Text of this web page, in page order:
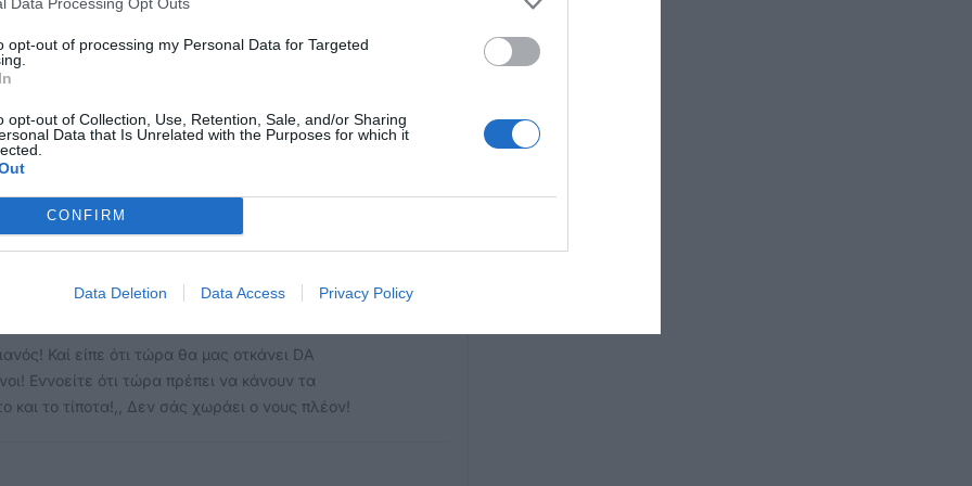
opt-out of processing my Personal Data for Targeted
opt-out of Collection, Use, Retention, Sale, and/or Sharing
Data that Is Unrelated with the Purposes for which it
CONFIRM
Data Deletion Data Access Privacy Policy
να δειτε που δεν μπορεις να περάσεις αυτοκίνητο
κολωνακια που υπαρχουν.
Καί είπε ότι τώρα θα μας οτκάνει DA
Εννοείτε ότι τώρα πρέπει να κάνουν τα
και το τίποτα!,, Δεν σάς χωράει ο νους πλέον!